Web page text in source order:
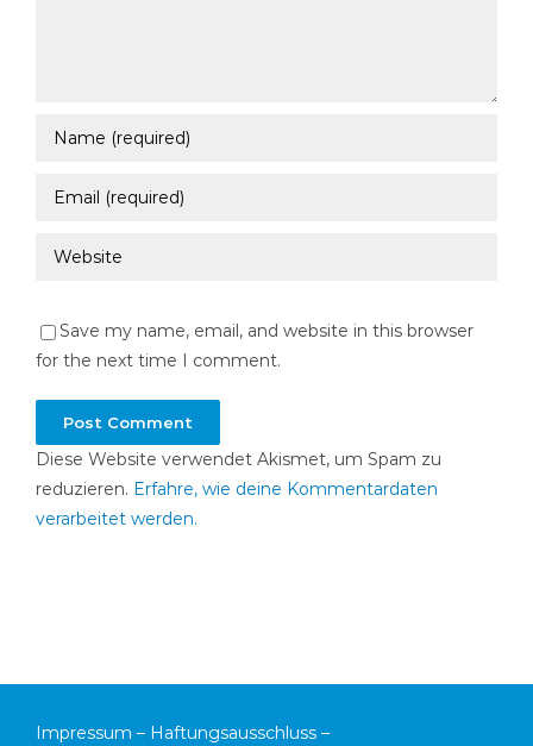
Save my name, email, and website in this browser
for the next time I comment.
Diese Website verwendet Akismet, um Spam zu
reduzieren. Erfahre, wie deine Kommentardaten
verarbeitet werden.
Impressum – Haftungsausschluss –